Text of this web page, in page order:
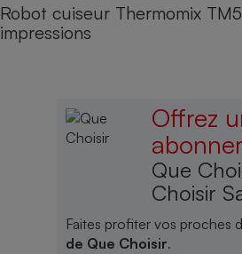
Robot cuiseur Thermomix
impressions
Offrez
Que
Choisir
Faites profiter vos proches
de Que Choisir.